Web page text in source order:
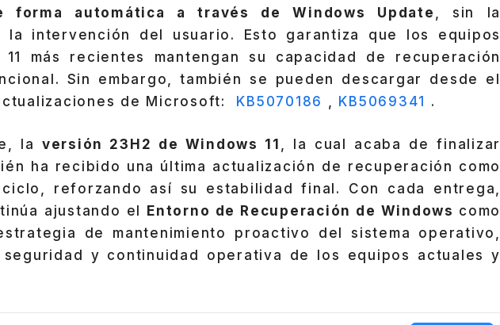
forma automática a través de Windows Update , sin la
la intervención del usuario. Esto garantiza que los equipos
11 más recientes mantengan su capacidad de recuperación
Sin embargo, también se pueden descargar desde el
de Microsoft:
KB5070186 , KB5069341 .
la versión 23H2 de Windows 11
, la cual acaba de finalizar
ha recibido una última actualización de recuperación como
reforzando así su estabilidad final. Con cada entrega,
ajustando el Entorno de Recuperación de Windows como
de mantenimiento proactivo del sistema operativo,
y continuidad operativa de los equipos actuales y